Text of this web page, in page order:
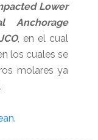
Lower
Anchorage
, en el cual
los cuales se
molares ya
.